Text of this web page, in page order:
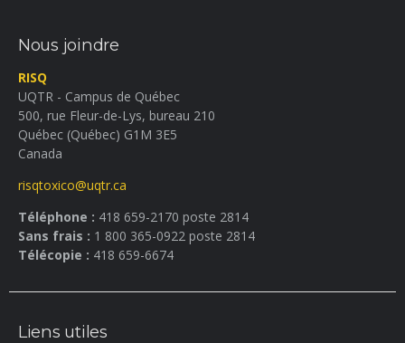
Nous joindre
RISQ
UQTR - Campus de Québec
500, rue Fleur-de-Lys, bureau 210
Québec (Québec) G1M 3E5
Canada
risqtoxico@uqtr.ca
Téléphone : 418 659-2170 poste 2814
Sans frais : 1 800 365-0922 poste 2814
Télécopie : 418 659-6674
Liens utiles